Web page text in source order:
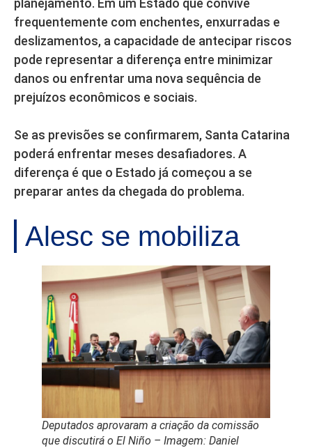
planejamento. Em um Estado que convive
frequentemente com enchentes, enxurradas e
deslizamentos, a capacidade de antecipar riscos
pode representar a diferença entre minimizar
danos ou enfrentar uma nova sequência de
prejuízos econômicos e sociais.
Se as previsões se confirmarem, Santa Catarina
poderá enfrentar meses desafiadores. A
diferença é que o Estado já começou a se
preparar antes da chegada do problema.
Alesc se mobiliza
Deputados aprovaram a criação da comissão
que discutirá o El Niño – Imagem: Daniel